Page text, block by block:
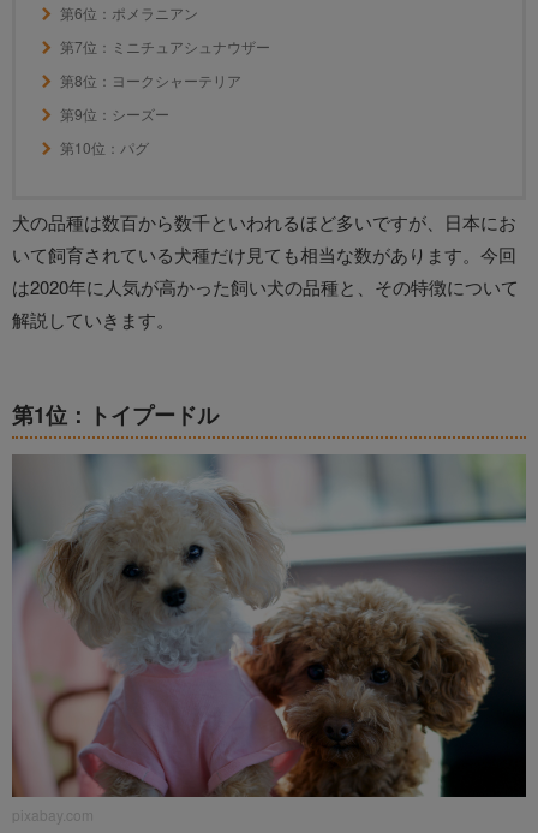
第6位：ポメラニアン
第7位：ミニチュアシュナウザー
第8位：ヨークシャーテリア
第9位：シーズー
第10位：パグ
犬の品種は数百から数千といわれるほど多いですが、日本にお
いて飼育されている犬種だけ見ても相当な数があります。今回
は2020年に人気が高かった飼い犬の品種と、その特徴について
解説していきます。
第1位：トイプードル
pixabay.com